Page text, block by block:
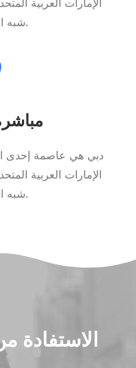
الإمارات العربية
شبه الجزيرة العربية.
دبي هي عاصمة إحدى
الإمارات العربية
شبه الجزيرة العربية.
الاستفادة